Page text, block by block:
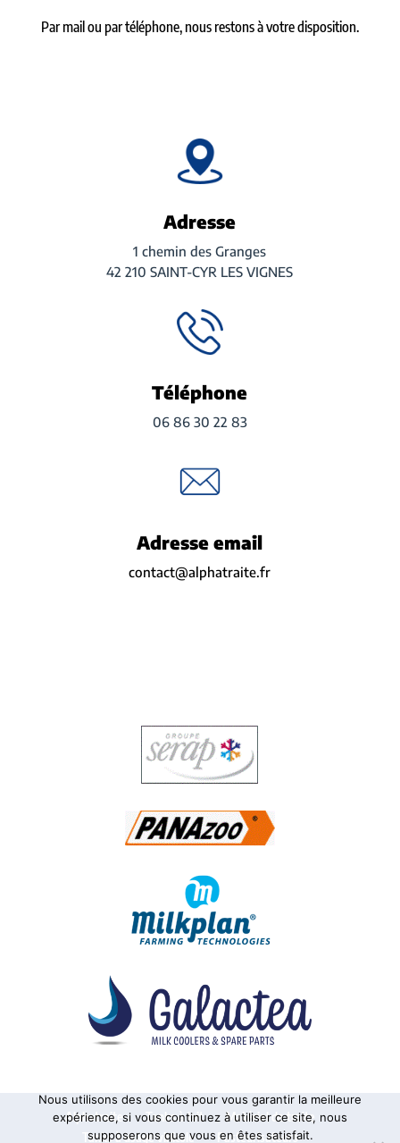
Par mail ou par téléphone, nous restons à votre disposition.
Adresse
1 chemin des Granges
42 210 SAINT-CYR LES VIGNES
Téléphone
06 86 30 22 83
Adresse email
contact@alphatraite.fr
Alphatraite Tanks à lait
Matériel de traite
Tanks à usage vinicole
Pasteurisateurs
Nous utilisons des cookies pour vous garantir la meilleure
expérience, si vous continuez à utiliser ce site, nous
supposerons que vous en êtes satisfait.